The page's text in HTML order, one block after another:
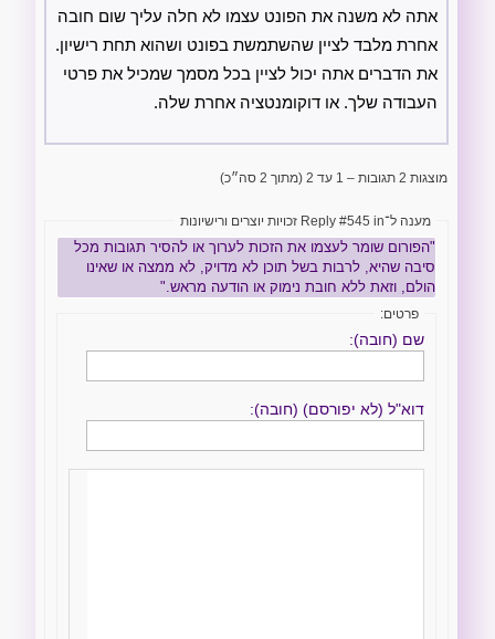
אתה לא משנה את הפונט עצמו לא חלה עליך שום חובה
אחרת מלבד לציין שהשתמשת בפונט ושהוא תחת רישיון.
את הדברים אתה יכול לציין בכל מסמך שמכיל את פרטי
העבודה שלך. או דוקומנטציה אחרת שלה.
מוצגות 2 תגובות – 1 עד 2 (מתוך 2 סה״כ)
מענה ל־Reply #545 in זכויות יוצרים ורישיונות
"הפורום שומר לעצמו את הזכות לערוך או להסיר תגובות מכל
סיבה שהיא, לרבות בשל תוכן לא מדויק, לא ממצה או שאינו
הולם, וזאת ללא חובת נימוק או הודעה מראש."
פרטים:
שם (חובה):
דוא"ל (לא יפורסם) (חובה):